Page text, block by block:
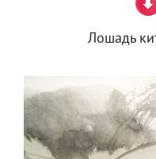
Лошадь